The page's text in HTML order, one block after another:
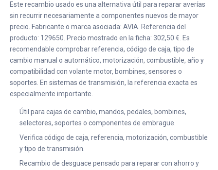
Este recambio usado es una alternativa útil para reparar averías
sin recurrir necesariamente a componentes nuevos de mayor
precio. Fabricante o marca asociada: AVIA. Referencia del
producto: 129650. Precio mostrado en la ficha: 302,50 €. Es
recomendable comprobar referencia, código de caja, tipo de
cambio manual o automático, motorización, combustible, año y
compatibilidad con volante motor, bombines, sensores o
soportes. En sistemas de transmisión, la referencia exacta es
especialmente importante.
Útil para cajas de cambio, mandos, pedales, bombines,
selectores, soportes o componentes de embrague.
Verifica código de caja, referencia, motorización, combustible
y tipo de transmisión.
Recambio de desguace pensado para reparar con ahorro y